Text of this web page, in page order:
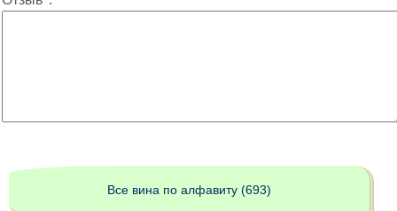
Все вина по алфавиту (693)